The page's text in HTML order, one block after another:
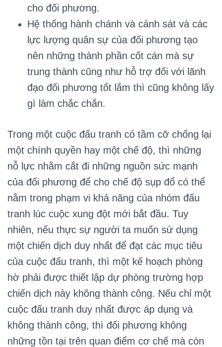
cho đối phương.
Hệ thống hành chánh và cảnh sát và các
lực lượng quân sự của đối phương tạo
nên những thành phần cốt cán mà sự
trung thành cũng như hỗ trợ đối với lãnh
đạo đối phương tốt lắm thì cũng không lấy
gì làm chắc chắn.
Trong một cuộc đấu tranh có tầm cỡ chống lại
một chính quyền hay một chế độ, thì những
nỗ lực nhằm cắt đi những nguồn sức mạnh
của đối phương để cho chế độ sụp đổ có thể
nằm trong phạm vi khả năng của nhóm đấu
tranh lúc cuộc xung đột mới bắt đầu. Tuy
nhiên, nếu thực sự người ta muốn sử dụng
một chiến dịch duy nhất để đạt các mục tiêu
của cuộc đấu tranh, thì một kế hoạch phòng
hờ phải được thiết lập dự phòng trường hợp
chiến dịch này không thành công. Nếu chỉ một
cuộc đấu tranh duy nhất được áp dụng và
không thành công, thì đối phương không
những tồn tại trên quan điểm cơ chế mà còn